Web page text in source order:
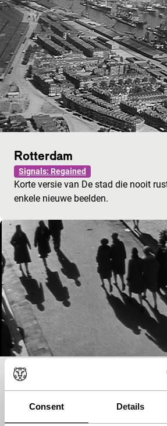
Consent Details
Rotterdam
Signals: Regained
Korte versie van De stad die nooit
enkele nieuwe beelden.
Hoogstraat
Avant-gardistische impressie van
in de belangrijkste winkelstraat van